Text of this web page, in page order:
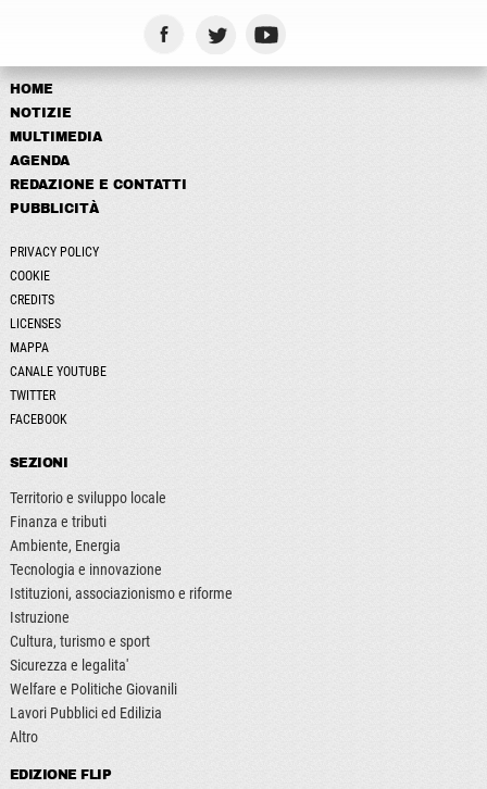
HOME
NOTIZIE
MULTIMEDIA
AGENDA
REDAZIONE E CONTATTI
PUBBLICITÀ
PRIVACY POLICY
COOKIE
CREDITS
LICENSES
MAPPA
CANALE YOUTUBE
TWITTER
FACEBOOK
SEZIONI
Territorio e sviluppo locale
Finanza e tributi
Ambiente, Energia
Tecnologia e innovazione
Istituzioni, associazionismo e riforme
Istruzione
Cultura, turismo e sport
Sicurezza e legalita'
Welfare e Politiche Giovanili
Lavori Pubblici ed Edilizia
Altro
EDIZIONE FLIP